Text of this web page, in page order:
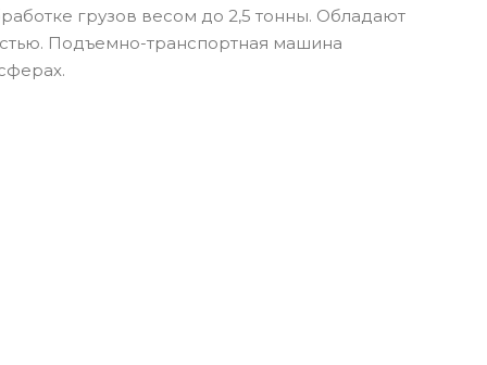
грузов весом до 2,5 тонны. Обладают
Подъемно-транспортная машина